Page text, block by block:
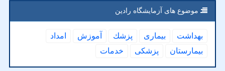
موضوع های آزمایشگاه رادین
بهداشت بیماری پزشك آموزش
امداد
بیمارستان
پزشكی خدمات